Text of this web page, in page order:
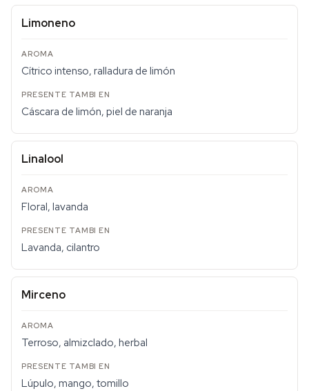
Limoneno
Cítrico intenso, ralladura de limón
Cáscara de limón, piel de naranja
Linalool
Floral, lavanda
Lavanda, cilantro
Mirceno
Terroso, almizclado, herbal
Lúpulo, mango, tomillo